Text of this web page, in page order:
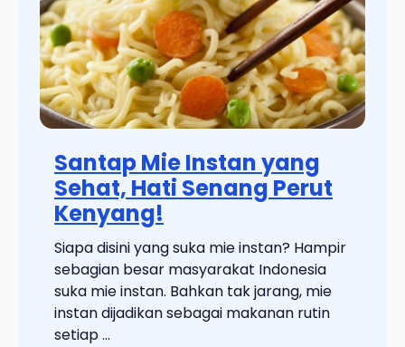
Santap Mie Instan yang
Sehat, Hati Senang Perut
Kenyang!
Siapa disini yang suka mie instan? Hampir
sebagian besar masyarakat Indonesia
suka mie instan. Bahkan tak jarang, mie
instan dijadikan sebagai makanan rutin
setiap ...